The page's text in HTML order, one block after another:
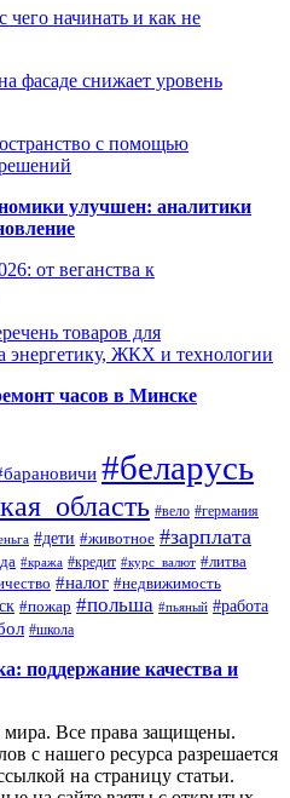
чего начинать и как не
фасаде снижает уровень
с помощью
улучшен: аналитики
от веганства к
товаров для
энергетику, ЖКХ и технологии
часов в Минске
#беларусь
#вело #германия
#дети #животное #зарплата
#кража #кредит #курс_валют #литва
#налог #недвижимость
#пожар #польша #пьяный #работа
#школа
поддержание качества и
Все права защищены.
с нашего ресурса разрешается
на страницу статьи.